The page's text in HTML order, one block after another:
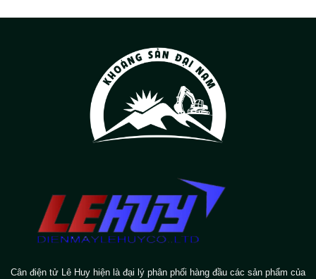
Cân điện tử Lê Huy hiện là đại lý phân phối hàng đầu các sản phẩm của